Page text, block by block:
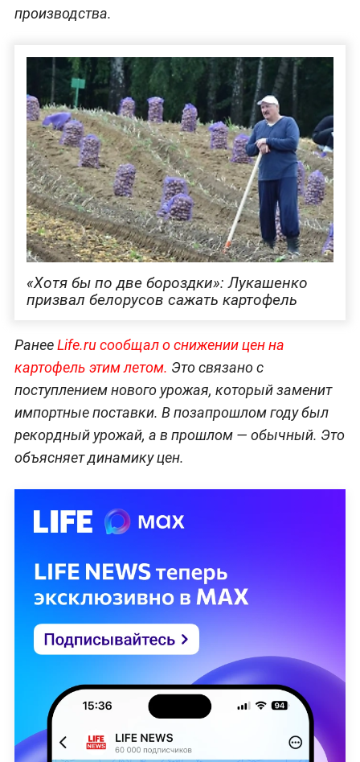
производства.
«Хотя бы по две бороздки»: Лукашенко
призвал белорусов сажать картофель
РанееLife.ru сообщал о снижении цен на
картофель этим летом. Это связано с
поступлением нового урожая, который заменит
импортные поставки. В позапрошлом году был
рекордный урожай, а в прошлом — обычный. Это
объясняет динамику цен.